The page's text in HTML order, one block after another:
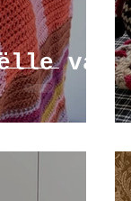
van